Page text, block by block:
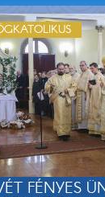
FÉNYES